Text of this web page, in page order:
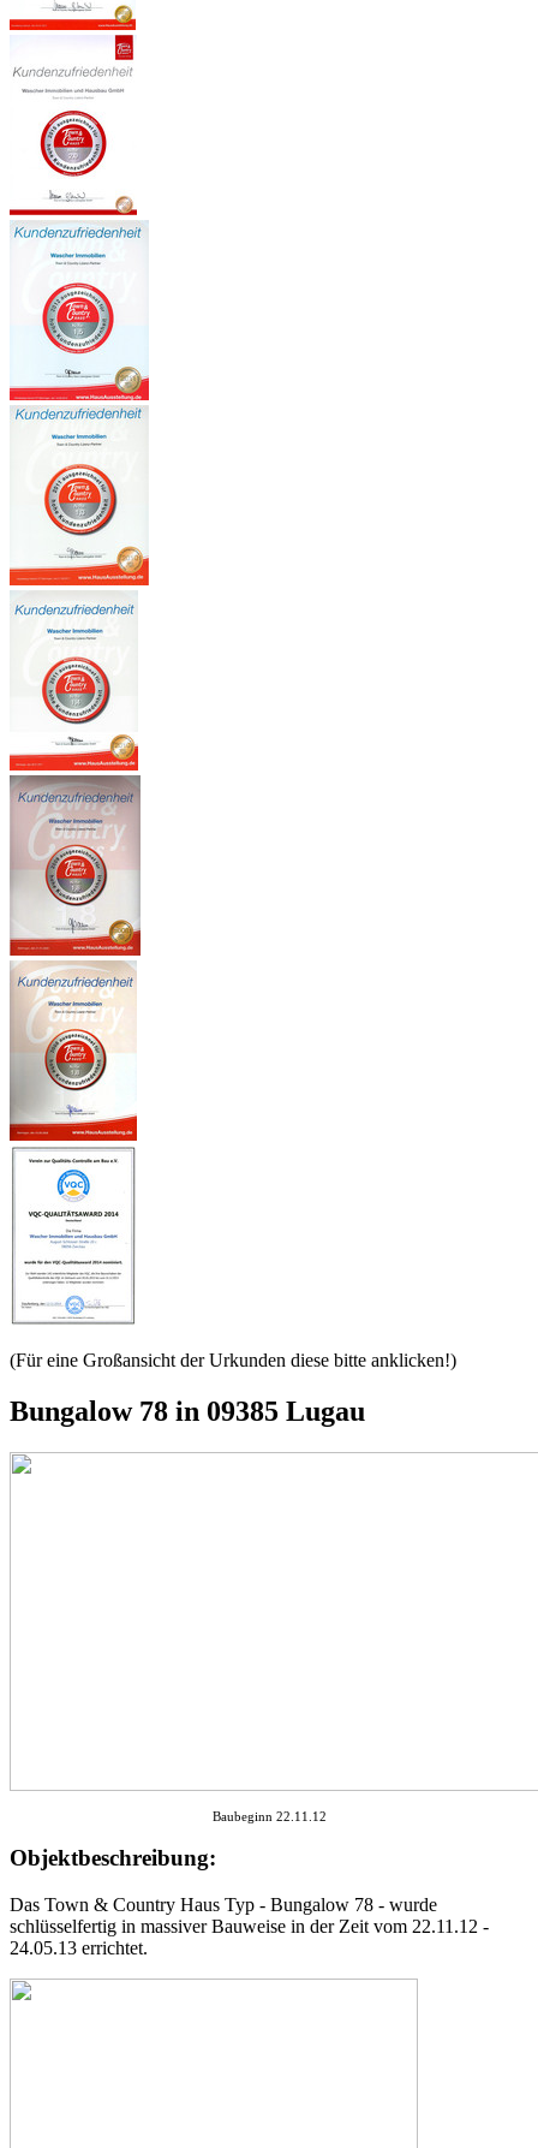
(Für eine Großansicht der Urkunden diese bitte anklicken!)
Bungalow 78 in 09385 Lugau
Baubeginn 22.11.12
Objektbeschreibung:
Das Town & Country Haus Typ - Bungalow 78 - wurde
schlüsselfertig in massiver Bauweise in der Zeit vom 22.11.12 -
24.05.13 errichtet.